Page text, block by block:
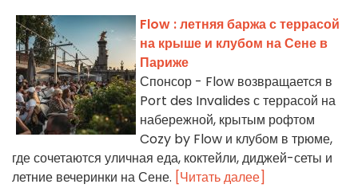
Flow : летняя баржа с террасой
на крыше и клубом на Сене в
Париже
Спонсор - Flow возвращается в
Port des Invalides с террасой на
набережной, крытым рофтом
Cozy by Flow и клубом в трюме,
где сочетаются уличная еда, коктейли, диджей-сеты и
летние вечеринки на Сене. [Читать далее]